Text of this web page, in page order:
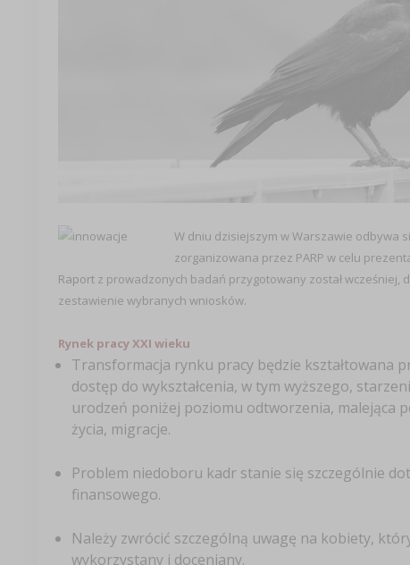
W dniu dzisiejszym w Warszawie odbywa
zorganizowana przez PARP w celu
Raportz prowadzonych badań przygotowany został wcześniej,
zestawienie wybranych wniosków.
Rynek pracy XXI wieku
Transformacja rynku pracy będzie kształtowana
dostęp do wykształcenia, w tym wyższego,
urodzeń poniżej poziomu odtworzenia, malejąca
życia, migracje.
Problem niedoboru kadr stanie się szczególnie
finansowego.
Należy zwrócić szczególną uwagę na kobiety,
wykorzystany i doceniany.